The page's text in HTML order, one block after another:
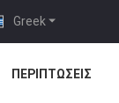
Greek
ΠΕΡΙΠΤΏΣΕΙΣ